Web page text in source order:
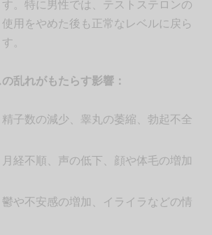
。特に男性では、テストステロンの
用をやめた後も正常なレベルに戻ら
。
乱れがもたらす影響：
子数の減少、睾丸の萎縮、勃起不全
経不順、声の低下、顔や体毛の増加
や不安感の増加、イライラなどの情